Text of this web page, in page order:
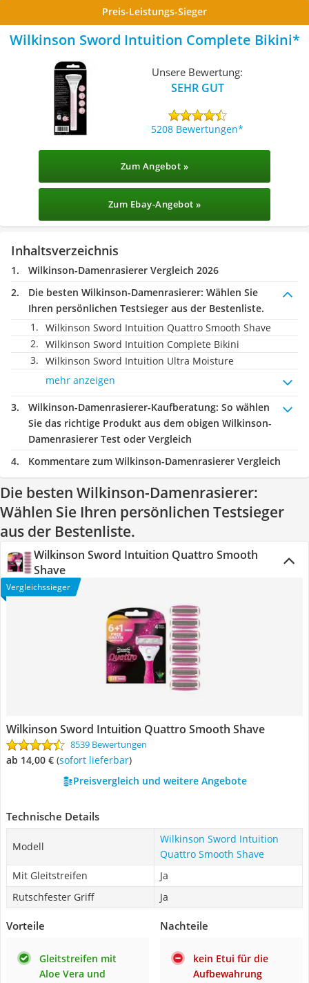
Preis-Leistungs-Sieger
Wilkinson Sword Intuition Complete Bikini
Unsere Bewertung:
SEHR GUT
5208 Bewertungen
Zum Angebot »
Zum Ebay-Angebot »
Inhaltsverzeichnis
Wilkinson-Damenrasierer Vergleich 2026
Die besten Wilkinson-Damenrasierer: Wählen Sie
Ihren persönlichen Testsieger aus der Bestenliste.
Wilkinson Sword Intuition Quattro Smooth Shave
Wilkinson Sword Intuition Complete Bikini
Wilkinson Sword Intuition Ultra Moisture
mehr anzeigen
Wilkinson-Damenrasierer-Kaufberatung: So wählen
Sie das richtige Produkt aus dem obigen Wilkinson-
Damenrasierer Test oder Vergleich
Kommentare zum Wilkinson-Damenrasierer Vergleich
Die besten Wilkinson-Damenrasierer:
Wählen Sie Ihren persönlichen Testsieger
aus der Bestenliste.
Wilkinson Sword Intuition Quattro Smooth
Shave
Vergleichssieger
Wilkinson Sword Intuition Quattro Smooth Shave
8539 Bewertungen
ab 14,00 € ( Sofort lieferbar)
Preisvergleich und weitere Angebote
Technische Details
Modell
Wilkinson Sword Intuition
Quattro Smooth Shave
Mit Gleitstreifen
Ja
Rutschfester Griff
Ja
Vorteile
Gleitstreifen mit
Aloe Vera und
Nachteile
kein Etui für die
Aufbewahrung